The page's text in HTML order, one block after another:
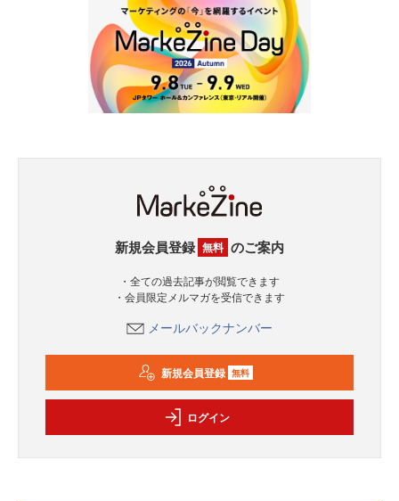
新規会員登録 無料 のご案内
・全ての過去記事が閲覧できます
・会員限定メルマガを受信できます
メールバックナンバー
新規会員登録 無料
ログイン